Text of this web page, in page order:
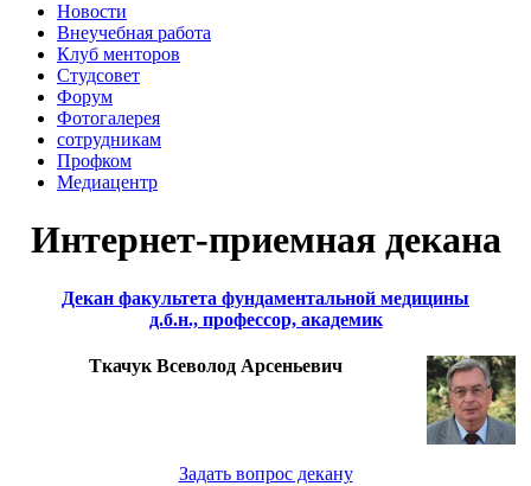
Новости
Внеучебная работа
Клуб менторов
Студсовет
Форум
Фотогалерея
сотрудникам
Профком
Медиацентр
Интернет-приемная декана
Декан факультета фундаментальной медицины
д.б.н., профессор, академик
Ткачук Всеволод Арсеньевич
Задать вопрос декану